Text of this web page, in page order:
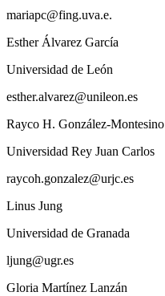
mariapc@fing.uva.e.
Esther Álvarez García
Universidad de León
esther.alvarez@unileon.es
Rayco H. González-Montesino
Universidad Rey Juan Carlos
raycoh.gonzalez@urjc.es
Linus Jung
Universidad de Granada
ljung@ugr.es
Gloria Martínez Lanzán